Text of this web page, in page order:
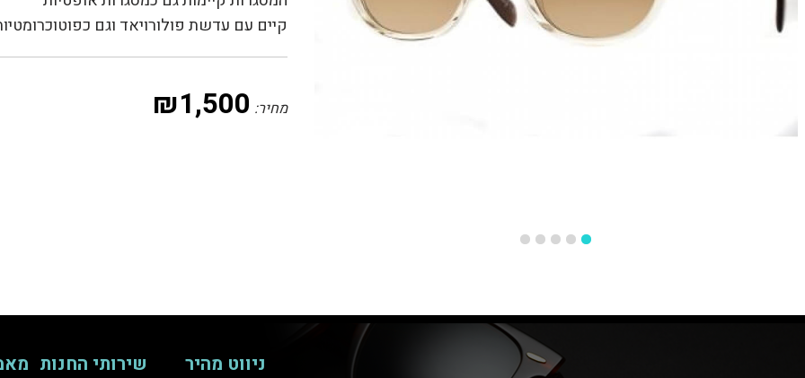
קיים עם עדשת פולורויאד וגם
מחיר: ₪1,500
ניווט מהיר שירותי החנות